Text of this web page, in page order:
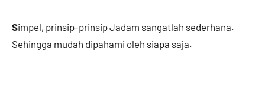
Simpel, prinsip-prinsip Jadam sangatlah sederhana.
Sehingga mudah dipahami oleh siapa saja.